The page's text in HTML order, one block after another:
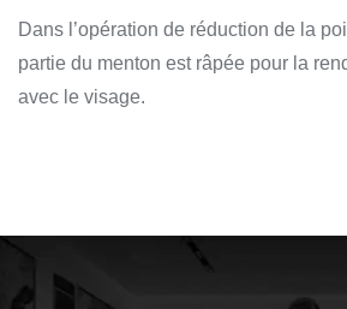
Dans l’opération de réduction de la
partie du menton est râpée pour la
avec le visage.